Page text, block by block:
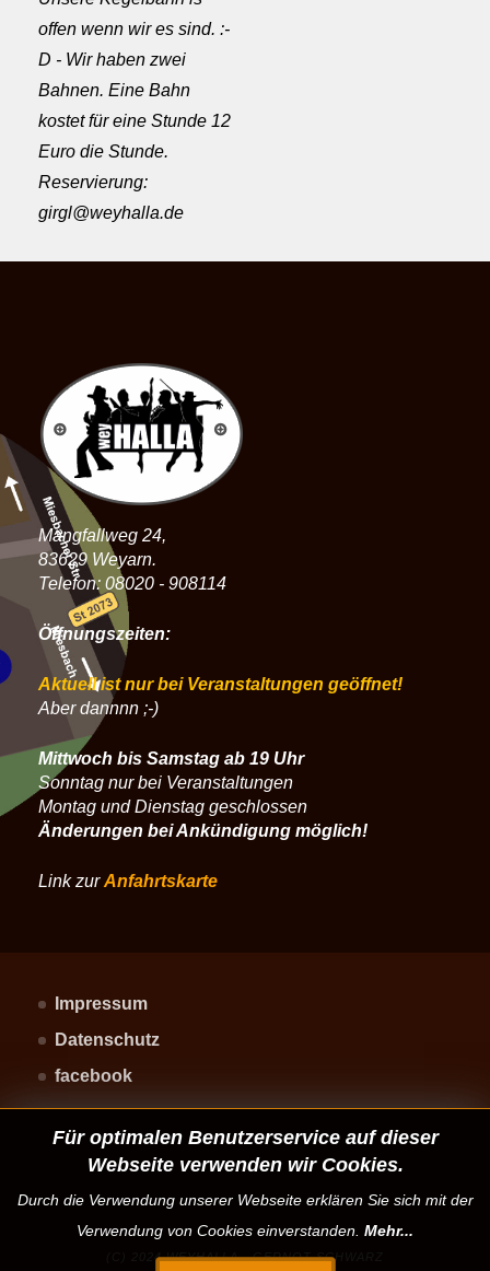
offen wenn wir es sind. :-
D - Wir haben zwei
Bahnen. Eine Bahn
kostet für eine Stunde 12
Euro die Stunde.
Reservierung:
girgl@weyhalla.de
Mangfallweg 24,
83629 Weyarn.
Telefon: 08020 - 908114
Öffnungszeiten:
Aktuell ist nur bei Veranstaltungen geöffnet!
Aber dannnn ;-)
Mittwoch bis Samstag ab 19 Uhr
Sonntag nur bei Veranstaltungen
Montag und Dienstag geschlossen
Änderungen bei Ankündigung möglich!
Link zurAnfahrtskarte
Impressum
Datenschutz
facebook
Für optimalen Benutzerservice auf dieser
Webseite verwenden wir Cookies.
Durch die Verwendung unserer Webseite erklären Sie sich mit der
Verwendung von Cookies einverstanden. Mehr...
(C) 2024 WEYHALLA - GERNOT SCHWARZ